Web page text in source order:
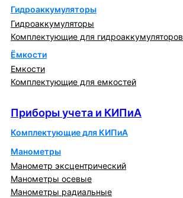
Гидроаккумуляторы
Гидроаккумуляторы
Комплектующие для гидроаккумуляторов
Ёмкости
Емкости
Комплектующие для емкостей
Приборы учета и КИПиА
Комплектующие для КИПиА
Манометры
Манометр эксцентрический
Манометры осевые
Манометры радиальные